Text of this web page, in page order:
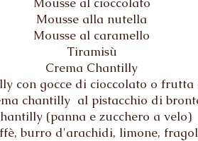
Mousse alla nutella
Mousse al caramello
Tiramisù
Crema Chantilly
con gocce di cioccolato o frutta
chantilly al pistacchio di
(panna e zucchero a velo)
burro d'arachidi, limone,